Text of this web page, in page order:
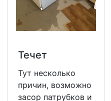
Течет
Тут несколько
причин, возможно
засор патрубков и